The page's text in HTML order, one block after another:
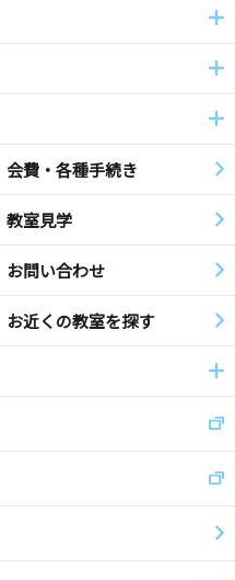
会費・各種手続き
教室見学
お問い合わせ
お近くの教室を探す